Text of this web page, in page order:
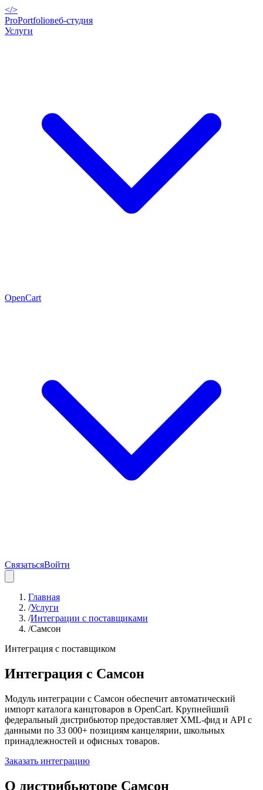
</>
ProPortfolioвеб-студия
Услуги
OpenCart
СвязатьсяВойти
Главная
/Услуги
/Интеграции с поставщиками
/Самсон
Интеграция с поставщиком
Интеграция с Самсон
Модуль интеграции с Самсон обеспечит автоматический
импорт каталога канцтоваров в OpenCart. Крупнейший
федеральный дистрибьютор предоставляет XML-фид и API с
данными по 33 000+ позициям канцелярии, школьных
принадлежностей и офисных товаров.
Заказать интеграцию
О дистрибьюторе Самсон